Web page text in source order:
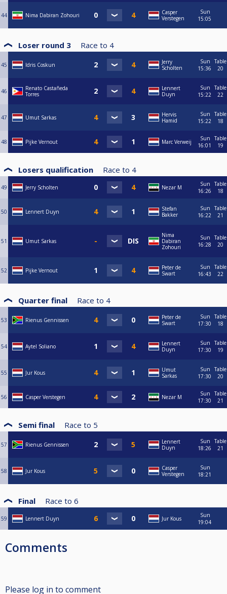
44 Nima Dabiran Zohouri
Casper
Verstegen
Sun
15:05
Loser round 3 Race to 4
45 Idris Coskun
Jerry
Scholten
Sun
15:36
Table
20
46
Renato Castañeda
Torres
Lennert
Duyn
Sun
15:22
Table
22
47 Umut Sarkas
Hervis
Hamid
Sun
15:22
Table
18
48 Pijke Vernout Marc Verweij
Sun
16:01
Table
19
Losers qualification Race to 4
49 Jerry Scholten Nezar M
Sun
16:26
Table
18
50 Lennert Duyn
Stefan
Bakker
Sun
16:22
Table
21
51 Umut Sarkas
Nima
Dabiran
Zohouri
Sun
16:28
Table
20
52 Pijke Vernout
Peter de
Swart
Sun
16:43
Table
22
Quarter final Race to 4
53 Rienus Gennissen
Peter de
Swart
Sun
17:30
Table
18
54 Aytel Soliano
Lennert
Duyn
Sun
17:30
Table
19
55 Jur Kous
Umut
Sarkas
Sun
17:30
Table
20
56 Casper Verstegen Nezar M
Sun
17:30
Table
21
Semi final Race to 5
57 Rienus Gennissen
Lennert
Duyn
Sun
18:26
Table
21
58 Jur Kous
Casper
Verstegen
Sun
18:21
Final Race to 6
59 Lennert Duyn Jur Kous
Sun
19:04
Comments
Please log in to comment